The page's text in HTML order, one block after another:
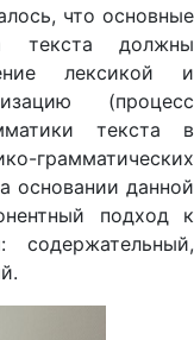
что основные
текста должны
лексикой и
(процесс
текста в
грамматических
основании данной
подход к